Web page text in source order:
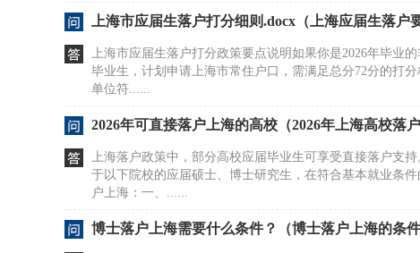
上海市应届生落户打分细则.docx（上海应届生落户
上海市应届生落户打分政策要点说明如果你是2026年毕业
毕业生，计划申请上海市常住户口，需满足总分72分的打
单位符......
2026年可直接落户上海的高校（2026年上海高校落户
上海落户政策中，部分高校应届毕业生可享受直接落户支
于以下院校的应届硕士、博士研究生，在符合基本就业条
户上海：一、......
博士落户上海需要什么条件？（博士落户上海的条件